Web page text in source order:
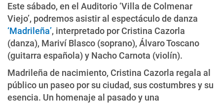
Este sábado, en el Auditorio ‘Villa de Colmenar
Viejo’, podremos asistir al espectáculo de danza
‘Madrileña’, interpretado por Cristina Cazorla
(danza), Mariví Blasco (soprano), Álvaro Toscano
(guitarra española) y Nacho Carnota (violín).
Madrileña de nacimiento, Cristina Cazorla regala al
público un paseo por su ciudad, sus costumbres y su
esencia. Un homenaje al pasado y una